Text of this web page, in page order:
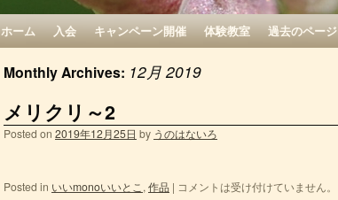
ホーム 入会 キャンペーン開催 体験教室 過去のページ
Monthly Archives: 12月 2019
メリクリ～2
Posted on 2019年12月25日 by うのはないろ
Posted in いいmonoいいとこ , 作品 | コメントは受け付けていません。